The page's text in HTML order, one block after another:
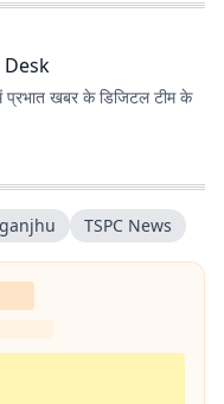
खबर के डिजिटल टीम के
TSPC News